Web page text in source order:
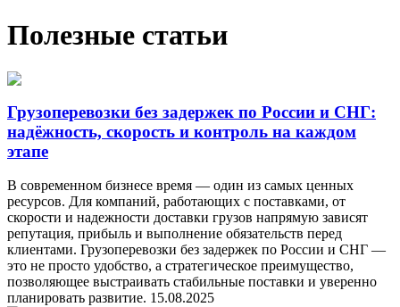
Полезные статьи
Грузоперевозки без задержек по России и СНГ:
надёжность, скорость и контроль на каждом
этапе
В современном бизнесе время — один из самых ценных
ресурсов. Для компаний, работающих с поставками, от
скорости и надежности доставки грузов напрямую зависят
репутация, прибыль и выполнение обязательств перед
клиентами. Грузоперевозки без задержек по России и СНГ —
это не просто удобство, а стратегическое преимущество,
позволяющее выстраивать стабильные поставки и уверенно
планировать развитие. 15.08.2025